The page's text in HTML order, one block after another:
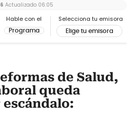
Hable con el
Programa
Selecciona tu emisora
Elige tu emisora
Actualizado 06:05
de Salud,
queda